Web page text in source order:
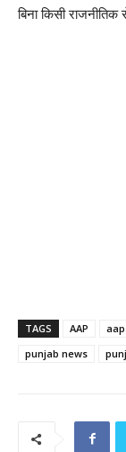
बिना किसी
TAGS AAP
punjab news